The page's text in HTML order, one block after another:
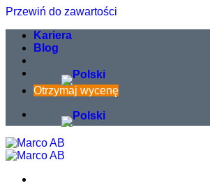
Przewiń do zawartości
Kariera
Blog
Otrzymaj wycenę